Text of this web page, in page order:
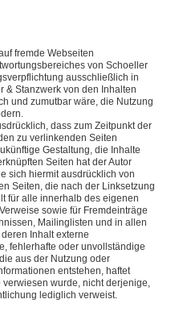
fremde Webseiten
von Schoeller
ausschließlich in
& Stanzwerk von den Inhalten
und zumutbar wäre, die Nutzung
dass zum Zeitpunkt der
zu verlinkenden Seiten
Gestaltung, die Inhalte
Seiten hat der Autor
sich hiermit ausdrücklich von
Seiten, die nach der Linksetzung
für alle innerhalb des eigenen
sowie für Fremdeinträge
Mailinglisten und in allen
Inhalt externe
fehlerhafte oder unvollständige
aus der Nutzung oder
entstehen, haftet
wurde, nicht derjenige,
lediglich verweist.